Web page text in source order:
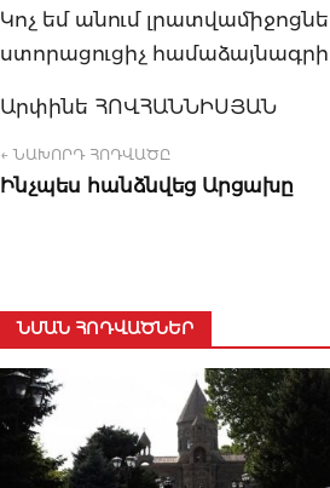
Կոչ եմ անում
ստորացուցիչ
Արփինե ՀՈՎՀԱՆՆԻՍՅԱՆ
← ՆԱԽՈՐԴ ՀՈԴՎԱԾԸ
Ինչպես հանձնվեց Արցախը
ՆՄԱՆ ՀՈԴՎԱԾՆԵՐ